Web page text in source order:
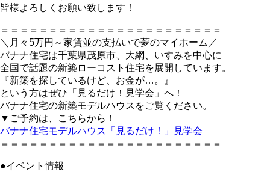
皆様よろしくお願い致します！
＝＝＝＝＝＝＝＝＝＝＝＝＝＝＝＝＝＝＝＝＝＝＝
＼月々5万円～家賃並の支払いで夢のマイホーム／
バナナ住宅は千葉県茂原市、大網、いすみを中心に
全国で話題の新築ローコスト住宅を展開しています。
『新築を探しているけど、お金が…。』
という方はぜひ「見るだけ！見学会」へ！
バナナ住宅の新築モデルハウスをご覧ください。
▼ご予約は、こちらから！
バナナ住宅モデルハウス「見るだけ！」見学会
＝＝＝＝＝＝＝＝＝＝＝＝＝＝＝＝＝＝＝＝＝＝＝
●イベント情報